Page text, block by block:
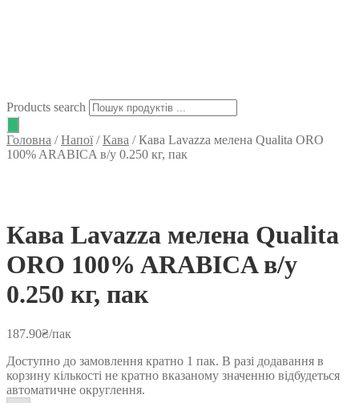
Products search
Головна /Напої/Кава /Кава Lavazza мелена Qualita ORO
100% ARABICA в/у 0.250 кг, пак
Кава Lavazza мелена Qualita
ORO 100% ARABICA в/у
0.250 кг, пак
187.90₴/пак
Доступно до замовлення кратно 1 пак. В разі додавання в
корзину кількості не кратно вказаному значенню відбудеться
автоматичне округлення.